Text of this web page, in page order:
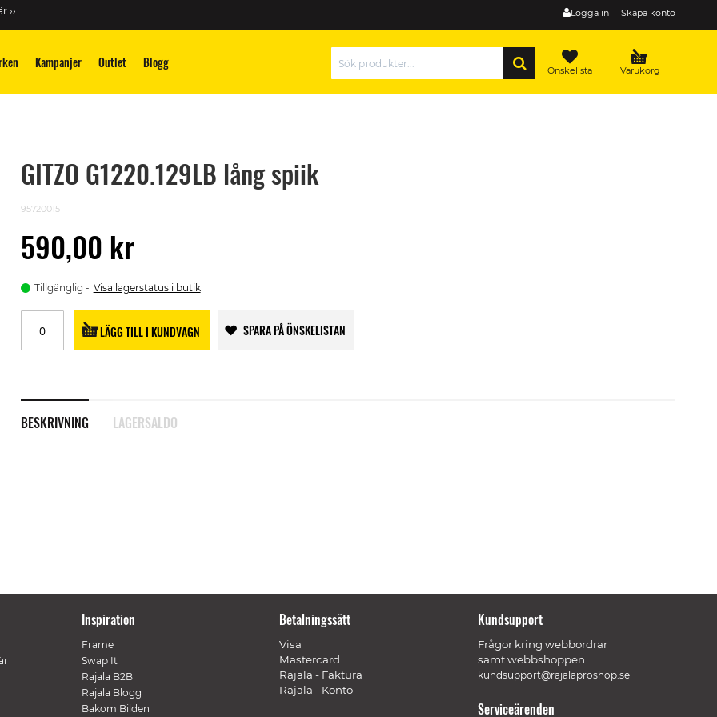
Logga in Skapa konto
››
Kampanjer Outlet Blogg Varukorg
Önskelista
GITZO G1220.129LB lång spiik
95720015
590,00 kr
Tillgänglig Visa lagerstatus i butik
LÄGG TILL I KUNDVAGN SPARA PÅ ÖNSKELISTAN
BESKRIVNING LAGERSALDO
Inspiration
Frame
Swap It
Rajala B2B
Rajala Blogg
Bakom Bilden
Betalningssätt
Visa
Mastercard
Rajala - Faktura
Rajala - Konto
Kundsupport
Frågor kring webbordrar
samt webbshoppen.
kundsupport@rajalaproshop.se
Serviceärenden